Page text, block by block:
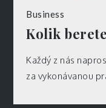
Business
Kolik
Každý z nás
za vykonávanou